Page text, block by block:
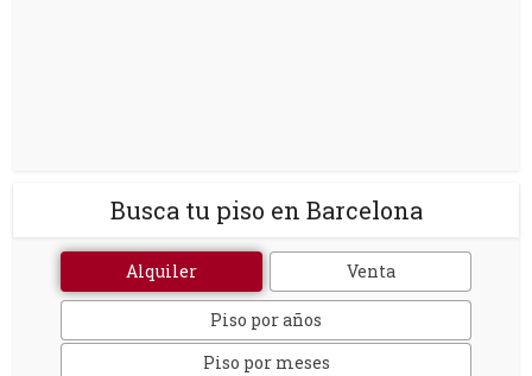
Busca tu piso en Barcelona
Alquiler Venta
Piso por años
Piso por meses